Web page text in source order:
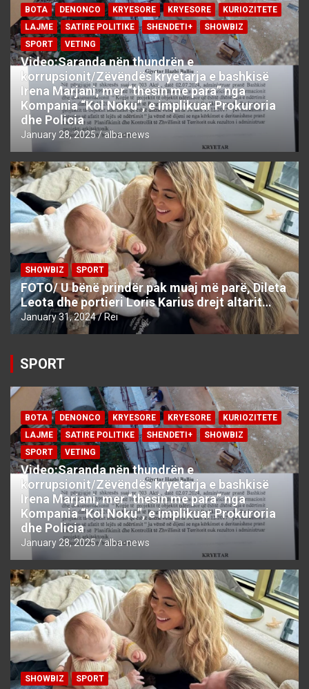
BOTA DENONCO KRYESORE KRYESORE
KURIOZITETE
LAJME
SATIRE POLITIKE SHENDETI+
SHOWBIZ
SPORT
VETING
Video:Saranda nën thundrën e
korrupsionit/Zëvëndës kryetarja e bashkisë
Irena Marjani, mer “thesin me para” nga
Kompania “Kol Noku”, e implikuar Prokuroria
dhe Policia
January 28, 2025 alba-news
SHOWBIZ SPORT
FOTO/ U bënë prindër pak muaj më parë, Dileta
Leota dhe portieri Loris Karius drejt altarit…
January 31, 2024 Rei
SPORT
BOTA DENONCO KRYESORE KRYESORE
KURIOZITETE
LAJME
SATIRE POLITIKE SHENDETI+
SHOWBIZ
SPORT
VETING
Video:Saranda nën thundrën e
korrupsionit/Zëvëndës kryetarja e bashkisë
Irena Marjani, mer “thesin me para” nga
Kompania “Kol Noku”, e implikuar Prokuroria
dhe Policia
January 28, 2025 alba-news
SHOWBIZ SPORT